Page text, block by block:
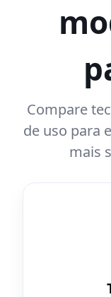
Compare
de uso para
mais